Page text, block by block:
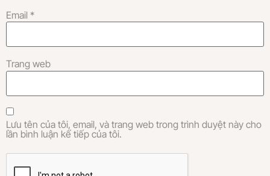
Email *
Trang web
Lưu tên của tôi, email, và trang web trong trình duyệt này cho
lần bình luận kế tiếp của tôi.